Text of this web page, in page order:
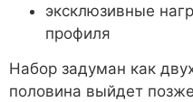
эксклюзивные
профиля
Набор задуман как
половина выйдет